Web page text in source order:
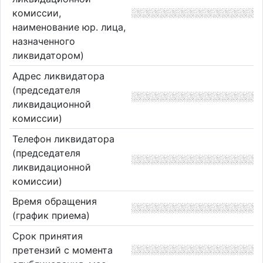
комиссии,
наименование юр. лица,
назначенного
ликвидатором)
Адрес ликвидатора
(председателя
ликвидационной
комиссии)
Телефон ликвидатора
(председателя
ликвидационной
комиссии)
Время обращения
(график приема)
Срок принятия
претензий с момента